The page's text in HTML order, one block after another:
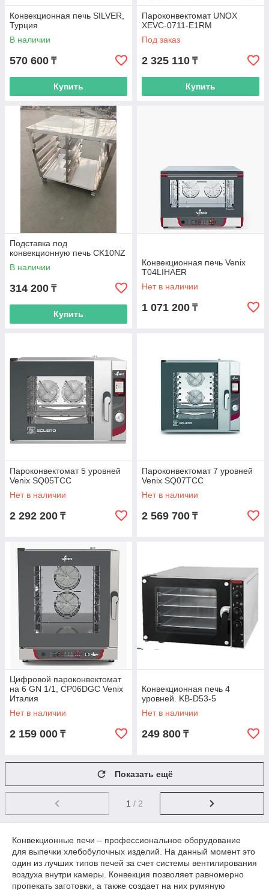
Конвекционная печь SILVER,
Турция
В наличии
570 600 ₸
Купить
Пароконвектомат UNOX
XEVC-0711-E1RМ
Под заказ
2 325 110 ₸
Купить
Подставка под
конвекционную печь CK10NZ
В наличии
314 200 ₸
Купить
Конвекционная печь Venix
T04LIHAER
Нет в наличии
1 071 200 ₸
Пароконвектомат 5 уровней
Venix SQ05TCC
Нет в наличии
2 292 200 ₸
Пароконвектомат 7 уровней
Venix SQ07TCC
Нет в наличии
2 569 700 ₸
Цифровой пароконвектомат
на 6 GN 1/1, CP06DGC Venix
Италия
Нет в наличии
2 159 000 ₸
Конвекционная печь 4
уровней. KB-D53-5
Нет в наличии
249 800 ₸
Показать ещё
1 / 2
Конвекционные печи – профессиональное оборудование
для выпечки хлебобулочных изделий. На данный момент это
один из лучших типов печей за счет системы вентилирования
воздуха внутри камеры. Конвекция позволяет равномерно
пропекать заготовки, а также создает на них румяную